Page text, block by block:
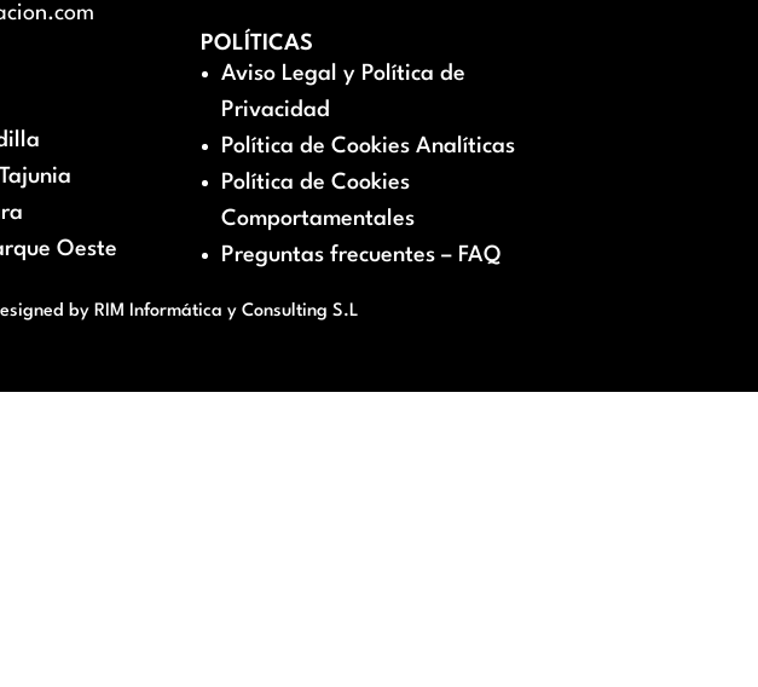
Oeste
POLÍTICAS
Aviso Legal y Política de
Privacidad
Política de Cookies Analíticas
Política de Cookies
Comportamentales
Preguntas frecuentes – FAQ
by RIM Informática y Consulting S.L